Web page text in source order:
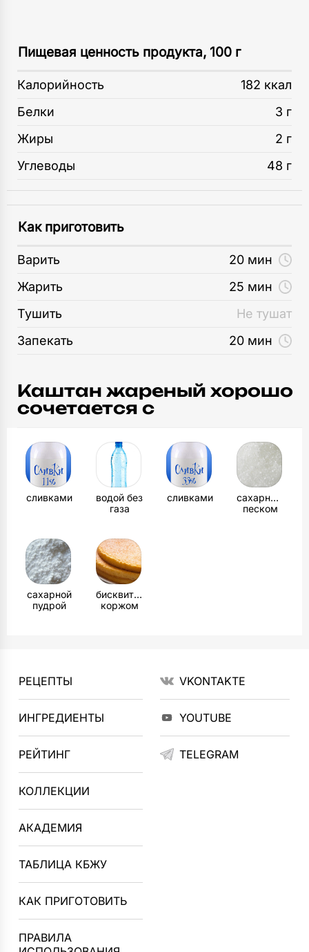
Пищевая ценность продукта, 100 г
Калорийность
182 ккал
Белки
3 г
Жиры
2 г
Углеводы
48 г
Как приготовить
Варить
20 мин
Жарить
25 мин
Тушить
Не тушат
Запекать
20 мин
Каштан жареный хорошо
сочетается с
сливками
водой без
газа
сливками
сахарным
песком
сахарной
пудрой
бисквитным
коржом
РЕЦЕПТЫ
ИНГРЕДИЕНТЫ
РЕЙТИНГ
КОЛЛЕКЦИИ
АКАДЕМИЯ
ТАБЛИЦА КБЖУ
КАК ПРИГОТОВИТЬ
ПРАВИЛА
VKONTAKTE
YOUTUBE
TELEGRAM